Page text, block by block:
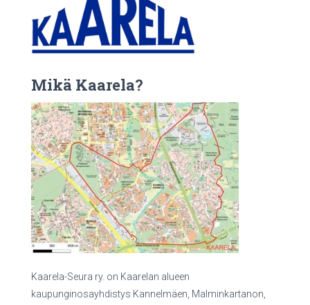
Mikä Kaarela?
Kaarela-Seura ry. on Kaarelan alueen
kaupunginosayhdistys Kannelmäen, Malminkartanon,